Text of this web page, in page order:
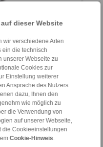
dieser Website
wir verschiedene Arten
ein die technisch
unserer Webseite zu
Cookies zur
Einstellung weiterer
Ansprache des Nutzers
dazu, Ihnen den
wie möglich zu
die Verwendung von
auf unserer Webseite,
die Cookieeinstellungen
Cookie-Hinweis